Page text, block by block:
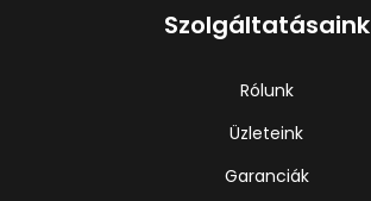
Szolgáltatásaink
Rólunk
Üzleteink
Garanciák